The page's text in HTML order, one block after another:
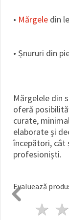
• Mărgele din
• Șnururi din
Mărgelele din
oferă
curate,
elaborate și
începători, cât
profesioniști.
Evaluează
1